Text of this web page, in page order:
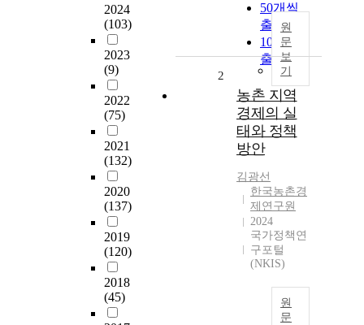
2024
(103)
2023
(9)
2022
(75)
2021
(132)
2020
(137)
2019
(120)
2018
(45)
50개씩
출력
100개씩
출력
원
문
보
기
2
농촌 지역
경제의 실
태와 정책
방안
김광선
한국농촌경
제연구원
2024
국가정책연
구포털
(NKIS)
원
문